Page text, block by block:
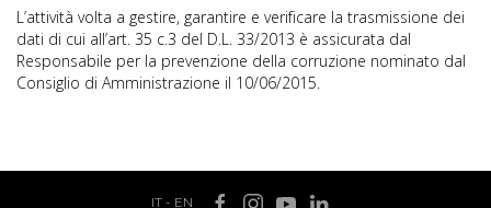
L’attività volta a gestire, garantire e verificare la trasmissione dei
dati di cui all’art. 35 c.3 del D.L. 33/2013 è assicurata dal
Responsabile per la prevenzione della corruzione nominato dal
Consiglio di Amministrazione il 10/06/2015.
IT- EN